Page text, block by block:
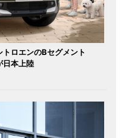
ロエンのBセグメント
日本上陸